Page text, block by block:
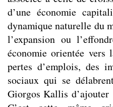
d’une économie
dynamique naturelle du
l’expansion ou
économie orientée vers
pertes d’emplois, des
sociaux qui se
Giorgos Kallis